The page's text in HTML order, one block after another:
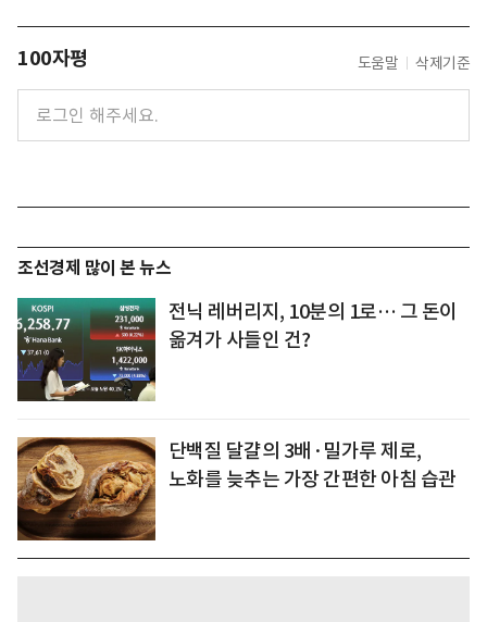
100자평 도움말 삭제기준
조선경제 많이 본 뉴스
전닉 레버리지, 10분의 1로… 그 돈이
옮겨가 사들인 건?
단백질 달걀의 3배·밀가루 제로,
노화를 늦추는 가장 간편한 아침 습관